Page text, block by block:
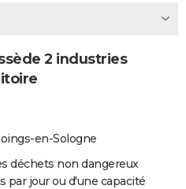
2 industries
en-Sologne
déchets non dangereux
par jour ou d'une capacité